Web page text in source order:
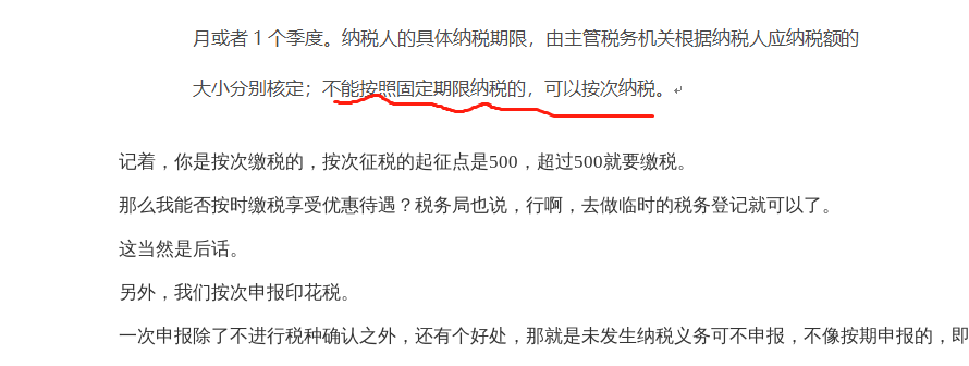
记着，你是按次缴税的，按次征税的起征点是500，超过500就要缴税。
那么我能否按时缴税享受优惠待遇？税务局也说，行啊，去做临时的税务登记就可以了。
这当然是后话。
另外，我们按次申报印花税。
一次申报除了不进行税种确认之外，还有个好处，那就是未发生纳税义务可不申报，不像按期申报的，即